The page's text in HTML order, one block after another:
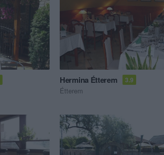
Hermina Étterem 3.9
Étterem